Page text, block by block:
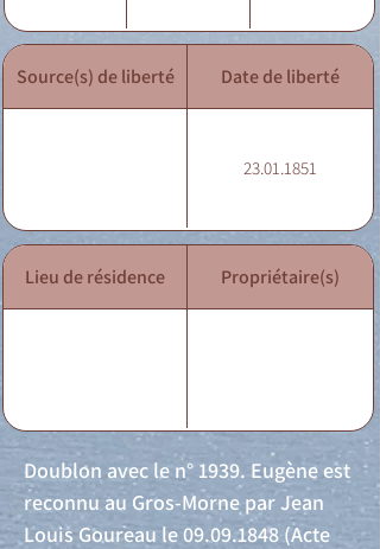
Source(s) de liberté Date de liberté
23.01.1851
Lieu de résidence Propriétaire(s)
Doublon avec le n° 1939. Eugène est
reconnu au Gros-Morne par Jean
Louis Goureau le09.09.1848 (Acte